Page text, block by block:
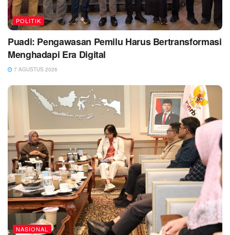
POLITIK
Puadi: Pengawasan Pemilu Harus Bertransformasi
Menghadapi Era Digital
7 AGUSTUS 2026
NASIONAL